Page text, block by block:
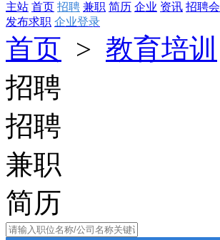
主站 首页 招聘 兼职 简历 企业 资讯 招聘会
发布求职 企业登录
首页 > 教育培训
招聘
招聘
兼职
简历